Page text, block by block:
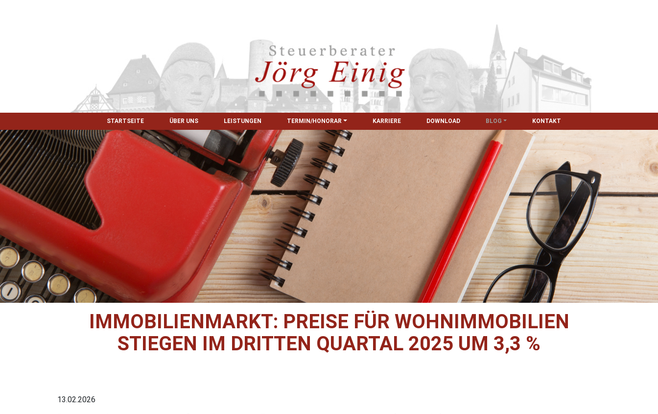
STARTSEITE ÜBER UNS LEISTUNGEN TERMIN/HONORAR KARRIERE DOWNLOAD BLOG KONTAKT
IMMOBILIENMARKT: PREISE FÜR WOHNIMMOBILIEN
STIEGEN IM DRITTEN QUARTAL 2025 UM 3,3 %
13.02.2026